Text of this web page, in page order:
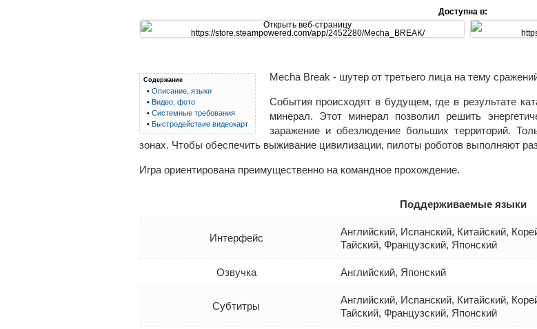
Доступна в:
Содержание
• Описание, языки
• Видео, фото
• Системные требования
• Быстродействие видеокарт
Mecha Break - шутер от третьего лица на тему
События происходят в будущем, где в результате
минерал. Этот минерал позволил решить
заражение и обезлюдение больших территорий.
зонах. Чтобы обеспечить выживание цивилизации, пилоты роботов выполняют
Игра ориентирована преимущественно на командное прохождение.
Поддерживаемые языки
Интерфейс
Английский, Испанский, Китайский,
Тайский, Французский, Японский
Озвучка Английский, Японский
Субтитры
Английский, Испанский, Китайский,
Тайский, Французский, Японский